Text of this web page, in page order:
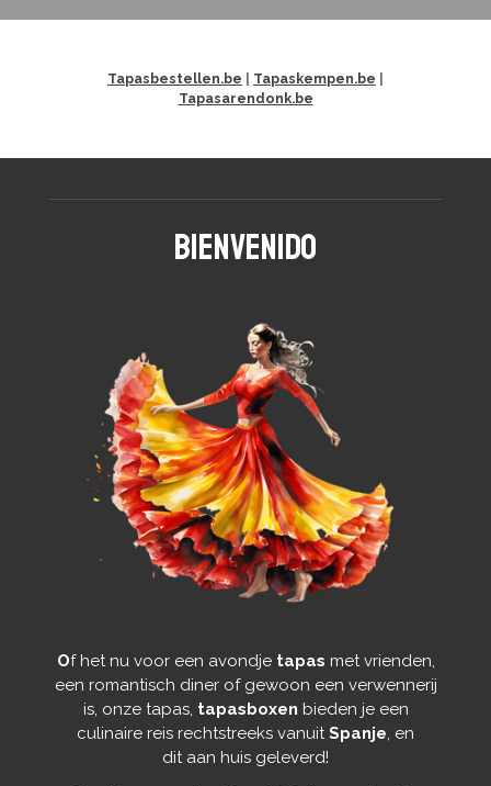
Tapasbestellen.be Tapaskempen.be
Tapasarendonk.be
Bienvenido
Of het nu voor een avondje tapas met vrienden,
een romantisch diner of gewoon een verwennerij
is, onze tapas, tapasboxen bieden je een
culinaire reis rechtstreeks vanuit Spanje , en
dit aan huis geleverd!